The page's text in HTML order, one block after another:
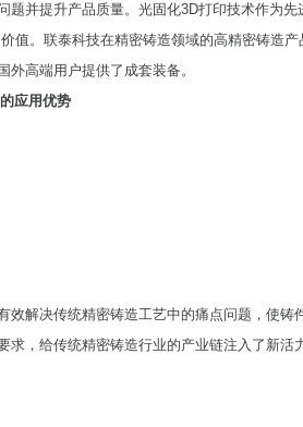
题并提升产品质量。光固化3D打印技术作为先
值。联泰科技在精密铸造领域的高精密铸造产
高端用户提供了成套装备。
应用优势
效解决传统精密铸造工艺中的痛点问题，使铸
，给传统精密铸造行业的产业链注入了新活